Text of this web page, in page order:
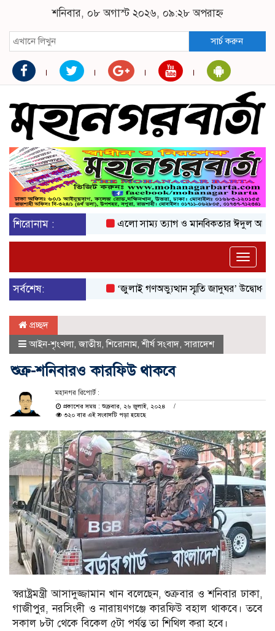
শনিবার, ০৮ অগাস্ট ২০২৬, ০৯:২৮ অপরাহ্ন
সার্চ করুন
শিরোনাম : এলো সাম্য ত্যাগ ও মানবিকতার ঈদুল আজহা
Toggle
সর্বশেষ:
‘জুলাই গণঅভ্যুত্থান স্মৃতি জাদুঘর’ উদ্বোধন করলেন
প্রচ্ছদ
আইন-শৃংখলা,জাতীয়,শিরোনাম,শীর্ষ সংবাদ,সারাদেশ
শুক্র-শনিবারও কারফিউ থাকবে
মহানগর রিপোর্ট :
প্রকাশের সময় : শুক্রবার, ২৬ জুলাই, ২০২৪
৩২০ বার এই সংবাদটি পড়া হয়েছে
স্বরাষ্ট্রমন্ত্রী আসাদুজ্জামান খান বলেছেন, শুক্রবার ও শনিবার ঢাকা,
গাজীপুর, নরসিংদী ও নারায়ণগঞ্জে কারফিউ বহাল থাকবে। তবে
সকাল ৮টা থেকে বিকেল ৫টা পর্যন্ত তা শিথিল করা হবে।